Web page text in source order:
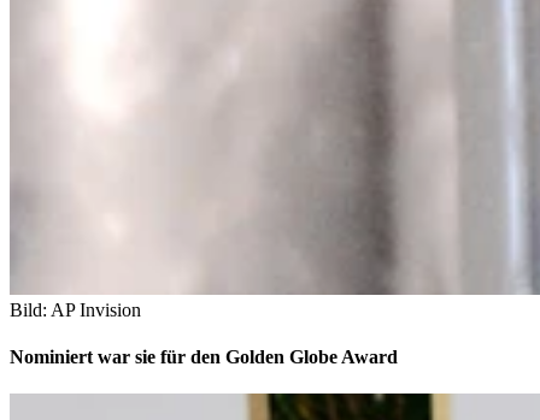
Bild: AP Invision
Nominiert war sie für den Golden Globe Award